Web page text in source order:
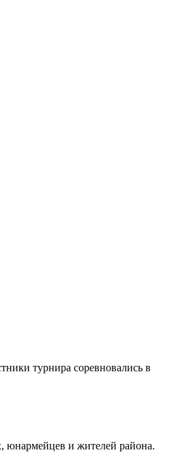
турнира соревновались в
юнармейцев и жителей района.